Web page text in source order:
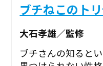
ブチねこのト
大石孝雄／監修
ブチさんの知ると